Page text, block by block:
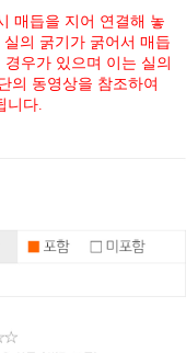
매듭을 지어 연결해 놓
의 굵기가 굵어서 매듭
우가 있으며 이는 실의
의 동영상을 참조하여
니다.